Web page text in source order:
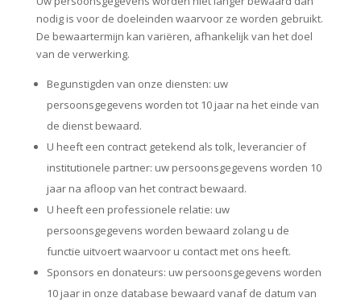
nodig is voor de doeleinden waarvoor ze worden gebruikt.
De bewaartermijn kan variëren, afhankelijk van het doel
van de verwerking.
Begunstigden van onze diensten: uw
persoonsgegevens worden tot 10 jaar na het einde van
de dienst bewaard.
U heeft een contract getekend als tolk, leverancier of
institutionele partner: uw persoonsgegevens worden 10
jaar na afloop van het contract bewaard.
U heeft een professionele relatie: uw
persoonsgegevens worden bewaard zolang u de
functie uitvoert waarvoor u contact met ons heeft.
Sponsors en donateurs: uw persoonsgegevens worden
10 jaar in onze database bewaard vanaf de datum van